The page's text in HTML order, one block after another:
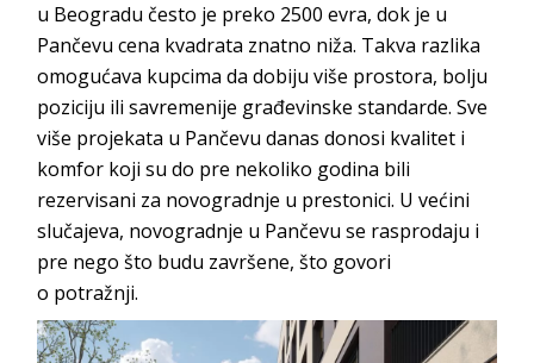
u Beogradu često je preko 2500 evra, dok je u
Pančevu cena kvadrata znatno niža. Takva razlika
omogućava kupcima da dobiju više prostora, bolju
poziciju ili savremenije građevinske standarde. Sve
više projekata u Pančevu danas donosi kvalitet i
komfor koji su do pre nekoliko godina bili
rezervisani za novogradnje u prestonici. U većini
slučajeva, novogradnje u Pančevu se rasprodaju i
pre nego što budu završene, što govori
o potražnji.